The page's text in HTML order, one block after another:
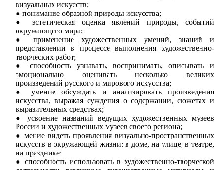
визуальных искусств;
понимание образной природы искусства;
эстетическая оценка явлений природы, событий
окружающего мира;
применение художественных умений, знаний и
представлений в процессе выполнения художественно-
творческих работ;
способность узнавать, воспринимать, описывать и
эмоционально оценивать несколько великих
произведений русского и мирового искусства;
умение обсуждать и анализировать произведения
искусства, выражая суждения о содержании, сюжетах и
выразительных средствах;
усвоение названий ведущих художественных музеев
России и художественных музеев своего региона;
мение видеть проявления визуально-пространственных
искусств в окружающей жизни: в доме, на улице, в театре,
на празднике;
способность использовать в художественно-творческой